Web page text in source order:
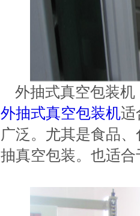
外抽式真空包装
外抽式真空包装机适
广泛。尤其是食品
抽真空包装。也适